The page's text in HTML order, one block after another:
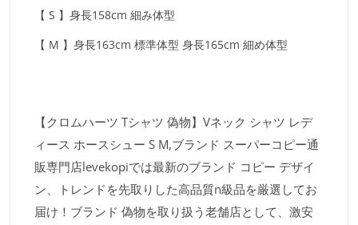
【 S 】身長158cm 細み体型
【 M 】身長163cm 標準体型 身長165cm 細め体型
【クロムハーツ Tシャツ 偽物】Vネック シャツ レデ
ィース ホースシュー S M,ブランド スーパーコピー通
販専門店levekopiでは最新のブランド コピー デザイ
ン、トレンドを先取りした高品質n級品を厳選してお
届け！ブランド 偽物を取り扱う老舗店として、激安